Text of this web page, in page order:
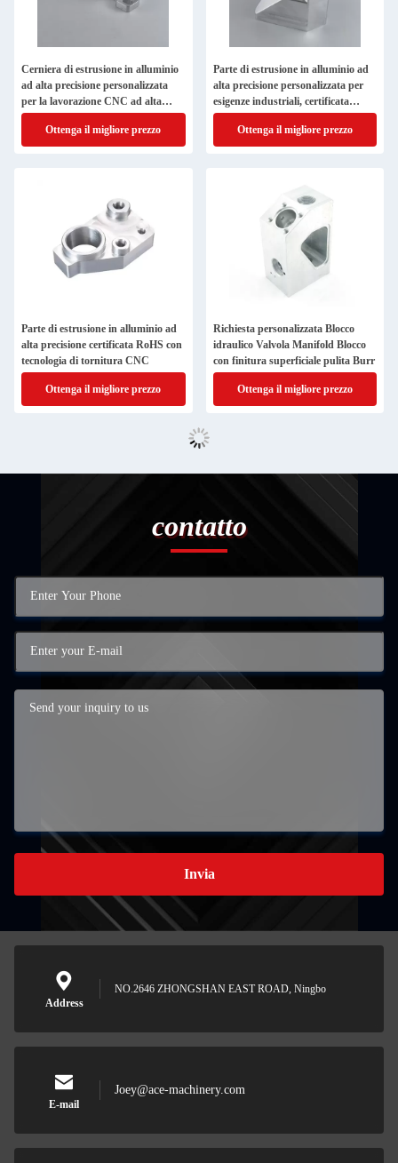
Cerniera di estrusione in alluminio
ad alta precisione personalizzata
per la lavorazione CNC ad alta
precisione
Ottenga il migliore prezzo
Parte di estrusione in alluminio ad
alta precisione personalizzata per
esigenze industriali, certificata
RoHS
Ottenga il migliore prezzo
Parte di estrusione in alluminio ad
alta precisione certificata RoHS con
tecnologia di tornitura CNC
Ottenga il migliore prezzo
Richiesta personalizzata Blocco
idraulico Valvola Manifold Blocco
con finitura superficiale pulita Burr
Ottenga il migliore prezzo
contatto
Invia
Address
NO.2646 ZHONGSHAN EAST ROAD, Ningbo
E-mail
Joey@ace-machinery.com